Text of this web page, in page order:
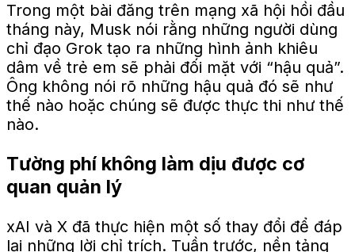
Trong một bài đăng trên mạng xã hội hồi đầu
tháng này, Musk nói rằng những người dùng
chỉ đạo Grok tạo ra những hình ảnh khiêu
dâm về trẻ em sẽ phải đối mặt với “hậu quả”.
Ông không nói rõ những hậu quả đó sẽ như
thế nào hoặc chúng sẽ được thực thi như thế
nào.
Tường phí không làm dịu được cơ
quan quản lý
xAI và X đã thực hiện một số thay đổi để đáp
lại những lời chỉ trích. Tuần trước, nền tảng